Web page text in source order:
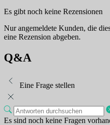
Es gibt noch keine Rezensionen
Nur angemeldete Kunden, die
eine Rezension abgeben.
Q&A
Eine Frage stellen
Es sind noch keine Fragen